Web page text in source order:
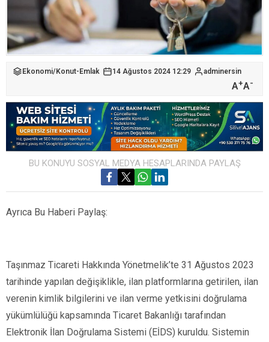
Ekonomi/Konut-Emlak 14 Ağustos 2024 12:29 adminersin
A+A-
BU KONUYU SOSYAL MEDYA HESAPLARINDA PAYLAŞ
Ayrıca Bu Haberi Paylaş:
Taşınmaz Ticareti Hakkında Yönetmelik’te 31 Ağustos 2023
tarihinde yapılan değişiklikle, ilan platformlarına getirilen, ilan
verenin kimlik bilgilerini ve ilan verme yetkisini doğrulama
yükümlülüğü kapsamında Ticaret Bakanlığı tarafından
Elektronik İlan Doğrulama Sistemi (EİDS) kuruldu. Sistemin